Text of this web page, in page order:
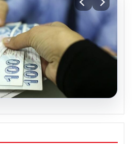
Yardımı Ödemeleri
Açıkladı